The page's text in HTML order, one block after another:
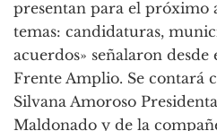
presentan para el próximo
temas: candidaturas,
acuerdos» señalaron
Frente Amplio. Se contará
Silvana Amoroso
Maldonado y de la